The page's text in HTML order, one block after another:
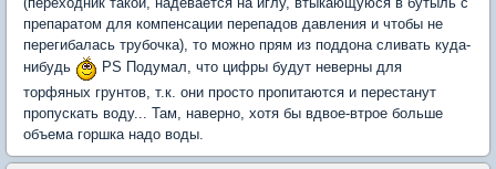
препаратом для компенсации перепадов давления и чтобы не
перегибалась трубочка), то можно прям из поддона сливать куда-
нибудь
PS Подумал, что цифры будут неверны для
торфяных грунтов, т.к. они просто пропитаются и перестанут
пропускать воду... Там, наверно, хотя бы вдвое-втрое больше
объема горшка надо воды.